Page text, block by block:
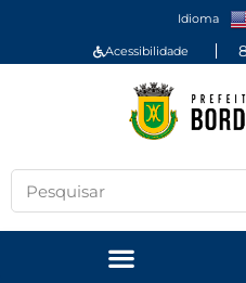
Idioma
Acessibilidade